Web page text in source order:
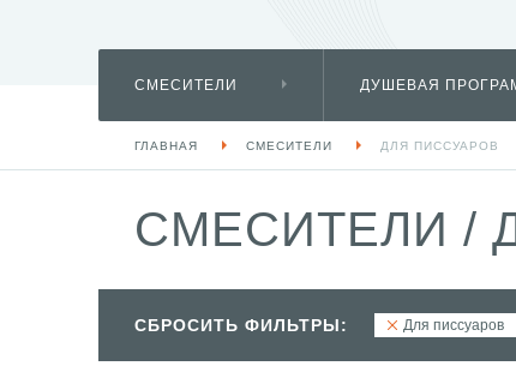
СМЕСИТЕЛИ ДУШЕВАЯ
ГЛАВНАЯ СМЕСИТЕЛИ ДЛЯ ПИССУАРОВ
СМЕСИТЕЛИ /
СБРОСИТЬ ФИЛЬТРЫ: Для писсуаров